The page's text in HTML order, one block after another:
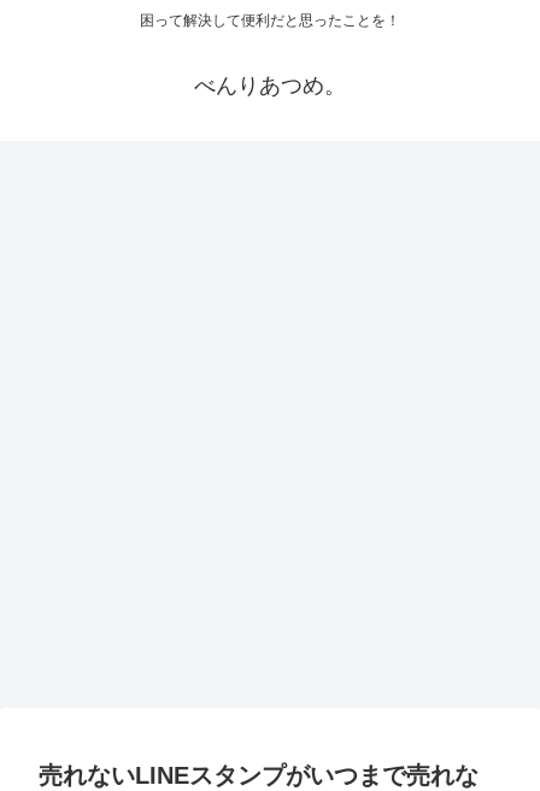
困って解決して便利だと思ったことを！
べんりあつめ。
売れないLINEスタンプがいつまで売れな